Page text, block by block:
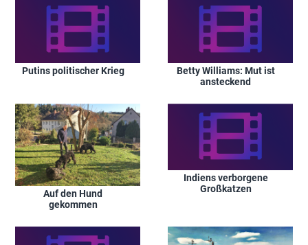
Putins politischer Krieg
Betty Williams: Mut ist
ansteckend
Auf den Hund
gekommen
Indiens verborgene
Großkatzen